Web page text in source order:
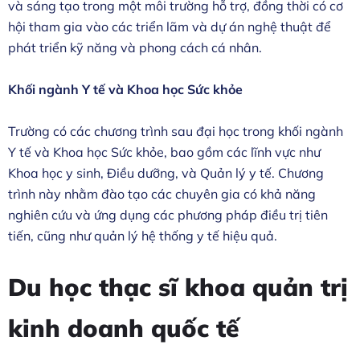
và sáng tạo trong một môi trường hỗ trợ, đồng thời có cơ
hội tham gia vào các triển lãm và dự án nghệ thuật để
phát triển kỹ năng và phong cách cá nhân.
Khối ngành Y tế và Khoa học Sức khỏe
Trường có các chương trình sau đại học trong khối ngành
Y tế và Khoa học Sức khỏe, bao gồm các lĩnh vực như
Khoa học y sinh, Điều dưỡng, và Quản lý y tế. Chương
trình này nhằm đào tạo các chuyên gia có khả năng
nghiên cứu và ứng dụng các phương pháp điều trị tiên
tiến, cũng như quản lý hệ thống y tế hiệu quả.
Du học thạc sĩ khoa quản trị
kinh doanh quốc tế